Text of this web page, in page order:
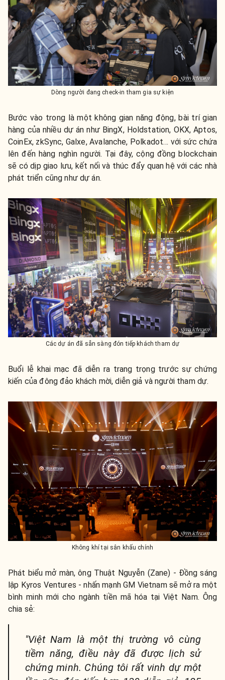
Dòng người đang check-in tham gia sự kiện
Bước vào trong là một không gian năng động, bài trí gian
hàng của nhiều dự án như BingX, Holdstation, OKX, Aptos,
CoinEx, zkSync, Galxe, Avalanche, Polkadot… với sức chứa
lên đến hàng nghìn người. Tại đây, cộng đồng blockchain
sẽ có dịp giao lưu, kết nối và thúc đẩy quan hệ với các nhà
phát triển cũng như dự án.
Các dự án đã sẵn sàng đón tiếp khách tham dự
Buổi lễ khai mạc đã diễn ra trang trọng trước sự chứng
kiến của đông đảo khách mời, diễn giả và người tham dự.
Không khí tại sân khấu chính
Phát biểu mở màn, ông Thuật Nguyễn (Zane) - Đồng sáng
lập Kyros Ventures - nhấn mạnh GM Vietnam sẽ mở ra một
bình minh mới cho ngành tiền mã hóa tại Việt Nam. Ông
chia sẻ:
"Việt Nam là một thị trường vô cùng
tiềm năng, điều này đã được lịch sử
chứng minh. Chúng tôi rất vinh dự một